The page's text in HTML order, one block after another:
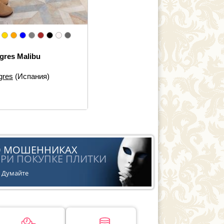
Malibu
60×60
(Испания)
МОШЕННИКАХ
ПОКУПКЕ ПЛИТКИ
Думайте